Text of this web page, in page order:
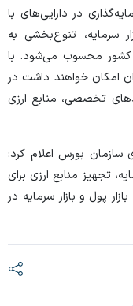
در دارایی‌های با
سرمایه، تنوع‌بخشی به
کشور محسوب می‌شود. با
امکان خواهند داشت در
تخصصی، منابع ارزی
سازمان بورس اعلام کرد:
تجهیز منابع ارزی برای
پول و بازار سرمایه در